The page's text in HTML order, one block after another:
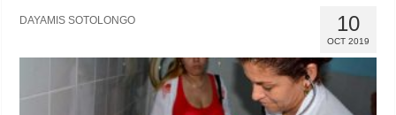
10
OCT 2019
DAYAMIS SOTOLONGO